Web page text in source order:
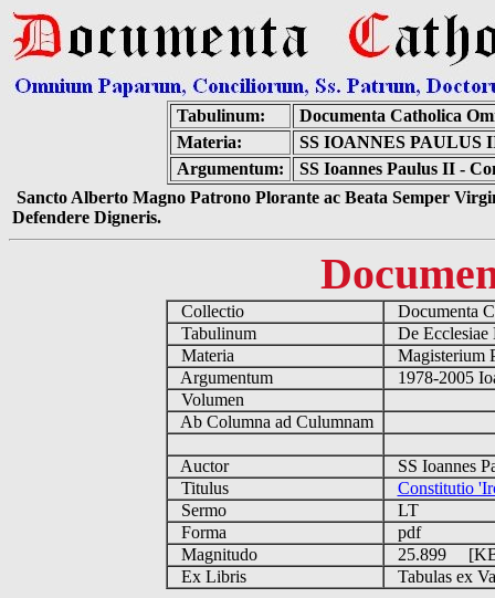
Tabulinum:
Documenta Catholica
Materia:
SS IOANNES
Argumentum:
SS Ioannes Paulus II -
Sancto Alberto Magno Patrono Plorante ac Beata Semper
Defendere Digneris.
Collectio
Documenta
Tabulinum
De
Materia
Magisterium
Argumentum
1978-2005
Volumen
Ab Columna ad Culumnam
Auctor
SS Ioannes
Titulus
Constitutio
Sermo
LT
Forma
pdf
Magnitudo
25.899
Ex Libris
Tabulas ex